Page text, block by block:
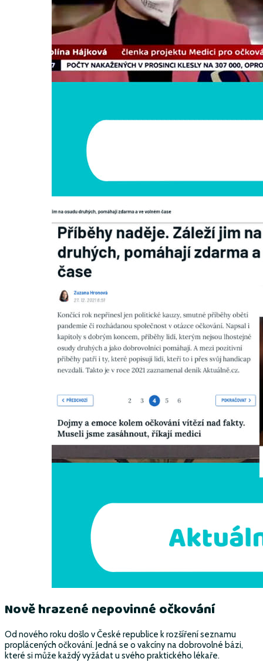
Nově hrazené nepovinné očkování
Od nového roku došlo v České republice k rozšíření seznamu
proplácených očkování. Jedná se o vakcíny na dobrovolné bázi,
které si může každý vyžádat u svého praktického lékaře.